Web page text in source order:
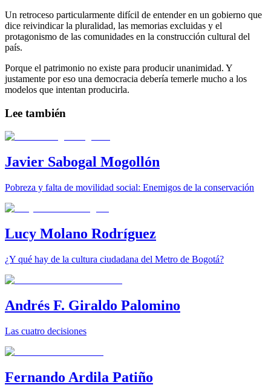
Un retroceso particularmente difícil de entender en un gobierno que
dice reivindicar la pluralidad, las memorias excluidas y el
protagonismo de las comunidades en la construcción cultural del
país.
Porque el patrimonio no existe para producir unanimidad. Y
justamente por eso una democracia debería temerle mucho a los
modelos que intentan producirla.
Lee también
Javier Sabogal Mogollón
Pobreza y falta de movilidad social: Enemigos de la conservación
Lucy Molano Rodríguez
¿Y qué hay de la cultura ciudadana del Metro de Bogotá?
Andrés F. Giraldo Palomino
Las cuatro decisiones
Fernando Ardila Patiño